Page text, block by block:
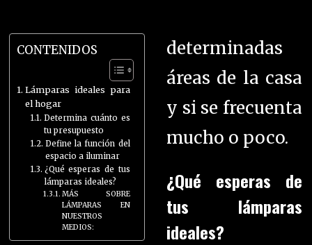
CONTENIDOS
Lámparas ideales para
el hogar
Determina cuánto es
tu presupuesto
Define la función del
espacio a iluminar
¿Qué esperas de tus
lámparas ideales?
MÁS SOBRE
LÁMPARAS EN
NUESTROS
MEDIOS:
determinadas
áreas de la casa
y si se frecuenta
mucho o poco.
¿Qué esperas de
tus lámparas
ideales?